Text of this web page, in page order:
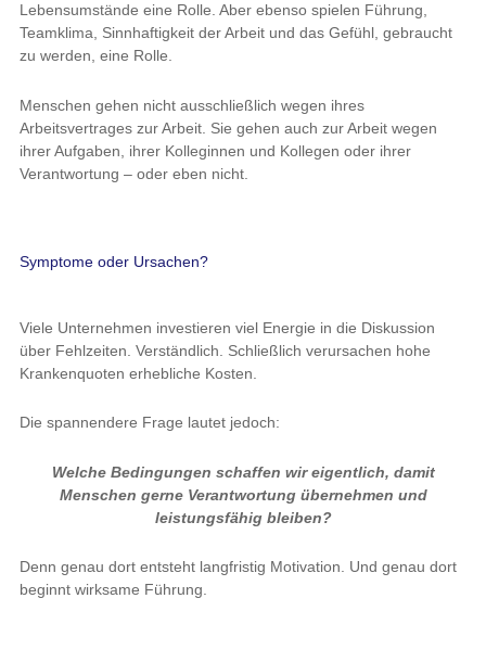
Lebensumstände eine Rolle. Aber ebenso spielen Führung,
Teamklima, Sinnhaftigkeit der Arbeit und das Gefühl, gebraucht
zu werden, eine Rolle.
Menschen gehen nicht ausschließlich wegen ihres
Arbeitsvertrages zur Arbeit. Sie gehen auch zur Arbeit wegen
ihrer Aufgaben, ihrer Kolleginnen und Kollegen oder ihrer
Verantwortung – oder eben nicht.
Symptome oder Ursachen?
Viele Unternehmen investieren viel Energie in die Diskussion
über Fehlzeiten. Verständlich. Schließlich verursachen hohe
Krankenquoten erhebliche Kosten.
Die spannendere Frage lautet jedoch:
Welche Bedingungen schaffen wir eigentlich, damit
Menschen gerne Verantwortung übernehmen und
leistungsfähig bleiben?
Denn genau dort entsteht langfristig Motivation. Und genau dort
beginnt wirksame Führung.